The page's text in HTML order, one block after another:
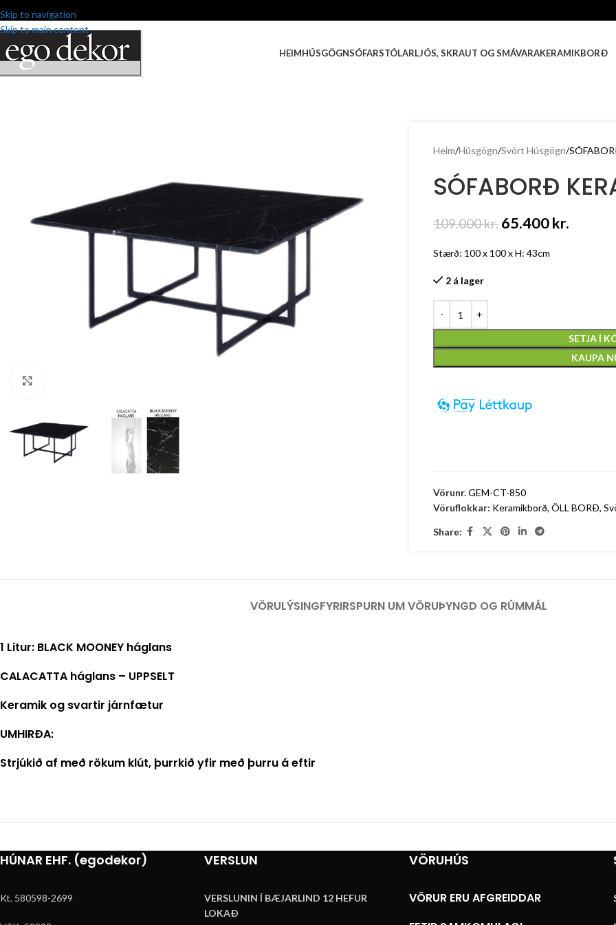
Skip to navigation
Skip to main content
HEIMHÚSGÖGNSÓFARSTÓLARLJÓS, SKRAUT OG SMÁVARAKERAMIKBORÐ
Heim Húsgögn Svört Húsgögn
SÓFABORÐ
109.000kr. 65.400kr.
Stærð: 100 x 100 x H: 43cm
2 á lager
SETJA Í
KAUPA
Vörunr.GEM-CT-850
Vöruflokkar: Keramikborð, ÖLL BORÐ,
Share:
VÖRULÝSINGFYRIRSPURN UM VÖRUÞYNGD OG RÚMMÁL
1 Litur: BLACK MOONEY háglans
CALACATTA háglans – UPPSELT
Keramik og svartir járnfætur
UMHIRÐA:
Strjúkið af með rökum klút, þurrkið yfir með þurru á eftir
HÚNAR EHF. (egodekor)
Kt. 580598-2699
VERSLUN
VERSLUNIN Í BÆJARLIND 12 HEFUR
LOKAÐ
VÖRUHÚS
VÖRUR ERU AFGREIDDAR